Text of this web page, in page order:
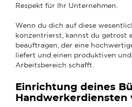
Respekt für Ihr Unternehmen.
Wenn du dich auf diese
konzentrierst, kannst du getrost
beauftragen, der eine
liefert und einen produktiven
Arbeitsbereich schafft.
Einrichtung deines
Handwerkerdiensten